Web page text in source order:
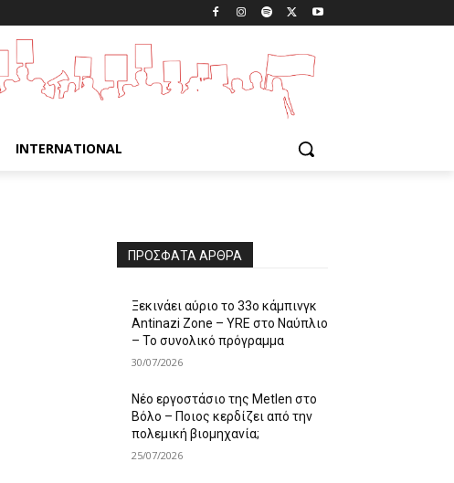
INTERNATIONAL
ΠΡΌΣΦΑΤΑ ΆΡΘΡΑ
Ξεκινάει αύριο το 33ο κάμπινγκ
Antinazi Zone – YRE στο Ναύπλιο
– Το συνολικό πρόγραμμα
30/07/2026
Νέο εργοστάσιο της Metlen στο
Βόλο – Ποιος κερδίζει από την
πολεμική βιομηχανία;
25/07/2026